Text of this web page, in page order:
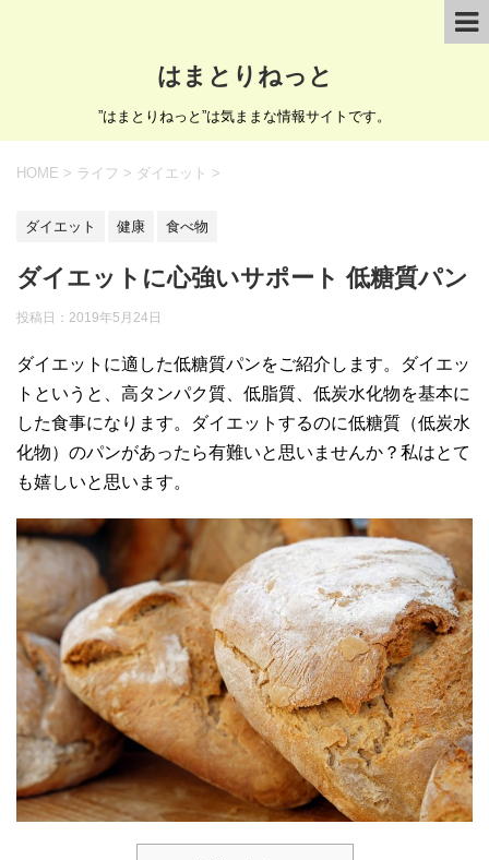
はまとりねっと
”はまとりねっと”は気ままな情報サイトです。
HOME > ライフ > ダイエット >
ダイエット 健康 食べ物
ダイエットに心強いサポート 低糖質パン
投稿日： 2019年5月24日
ダイエットに適した低糖質パンをご紹介します。ダイエッ
トというと、高タンパク質、低脂質、低炭水化物を基本に
した食事になります。ダイエットするのに低糖質（低炭水
化物）のパンがあったら有難いと思いませんか？私はとて
も嬉しいと思います。